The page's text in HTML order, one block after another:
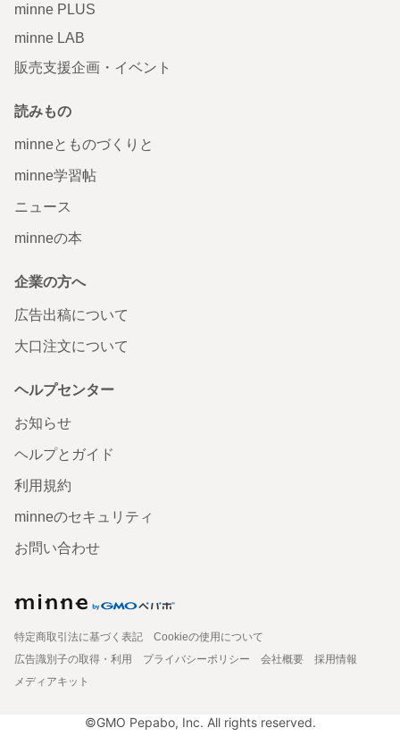
minne PLUS
minne LAB
販売支援企画・イベント
読みもの
minneとものづくりと
minne学習帖
ニュース
minneの本
企業の方へ
広告出稿について
大口注文について
ヘルプセンター
お知らせ
ヘルプとガイド
利用規約
minneのセキュリティ
お問い合わせ
特定商取引法に基づく表記
Cookieの使用について
広告識別子の取得・利用
プライバシーポリシー 会社概要
採用情報
メディアキット
©GMO Pepabo, Inc. All rights reserved.